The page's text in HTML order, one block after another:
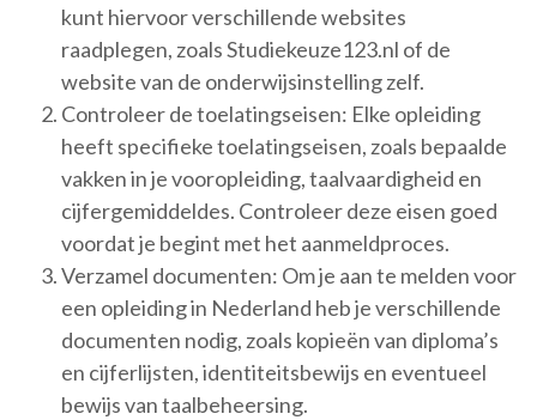
kunt hiervoor verschillende websites
raadplegen, zoals Studiekeuze123.nl of de
website van de onderwijsinstelling zelf.
Controleer de toelatingseisen: Elke opleiding
heeft specifieke toelatingseisen, zoals bepaalde
vakken in je vooropleiding, taalvaardigheid en
cijfergemiddeldes. Controleer deze eisen goed
voordat je begint met het aanmeldproces.
Verzamel documenten: Om je aan te melden voor
een opleiding in Nederland heb je verschillende
documenten nodig, zoals kopieën van diploma’s
en cijferlijsten, identiteitsbewijs en eventueel
bewijs van taalbeheersing.